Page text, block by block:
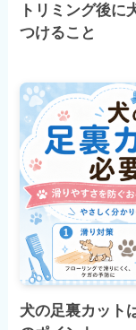
トリミング後に
つけること
犬の足裏カット